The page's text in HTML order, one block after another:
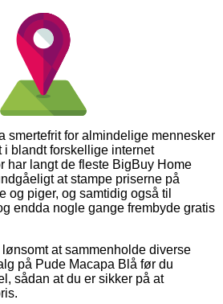
smertefrit for almindelige mennesker
i blandt forskellige internet
har langt de fleste BigBuy Home
at stampe priserne på
og piger, og samtidig også til
endda nogle gange frembyde gratis
at sammenholde diverse
på Pude Macapa Blå før du
sådan at du er sikker på at